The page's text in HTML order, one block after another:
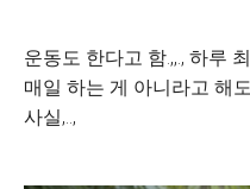
운동도 한다고 함.,,., 하루
매일 하는 게 아니라고 해
사실,..,